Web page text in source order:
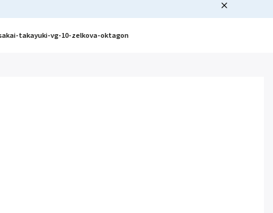
takayuki-vg-10-zelkova-oktagon